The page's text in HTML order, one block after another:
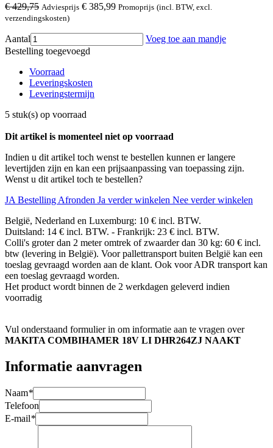
€ 429,75 Adviesprijs € 385,99 Promoprijs (incl. BTW, excl.
verzendingskosten)
Aantal
Voeg toe aan mandje
Bestelling toegevoegd
Voorraad
Leveringskosten
Leveringstermijn
5 stuk(s) op voorraad
Dit artikel is momenteel niet op voorraad
Indien u dit artikel toch wenst te bestellen kunnen er langere
levertijden zijn en kan een prijsaanpassing van toepassing zijn.
Wenst u dit artikel toch te bestellen?
JA Bestelling Afronden Ja verder winkelen Nee verder winkelen
België, Nederland en Luxemburg: 10 € incl. BTW.
Duitsland: 14 € incl. BTW. - Frankrijk: 23 € incl. BTW.
Colli's groter dan 2 meter omtrek of zwaarder dan 30 kg: 60 € incl.
btw (levering in België). Voor pallettransport buiten België kan een
toeslag gevraagd worden aan de klant. Ook voor ADR transport kan
een toeslag gevraagd worden.
Het product wordt binnen de 2 werkdagen geleverd indien
voorradig
Vul onderstaand formulier in om informatie aan te vragen over
MAKITA COMBIHAMER 18V LI DHR264ZJ NAAKT
Informatie aanvragen
Naam*
Telefoon
E-mail*